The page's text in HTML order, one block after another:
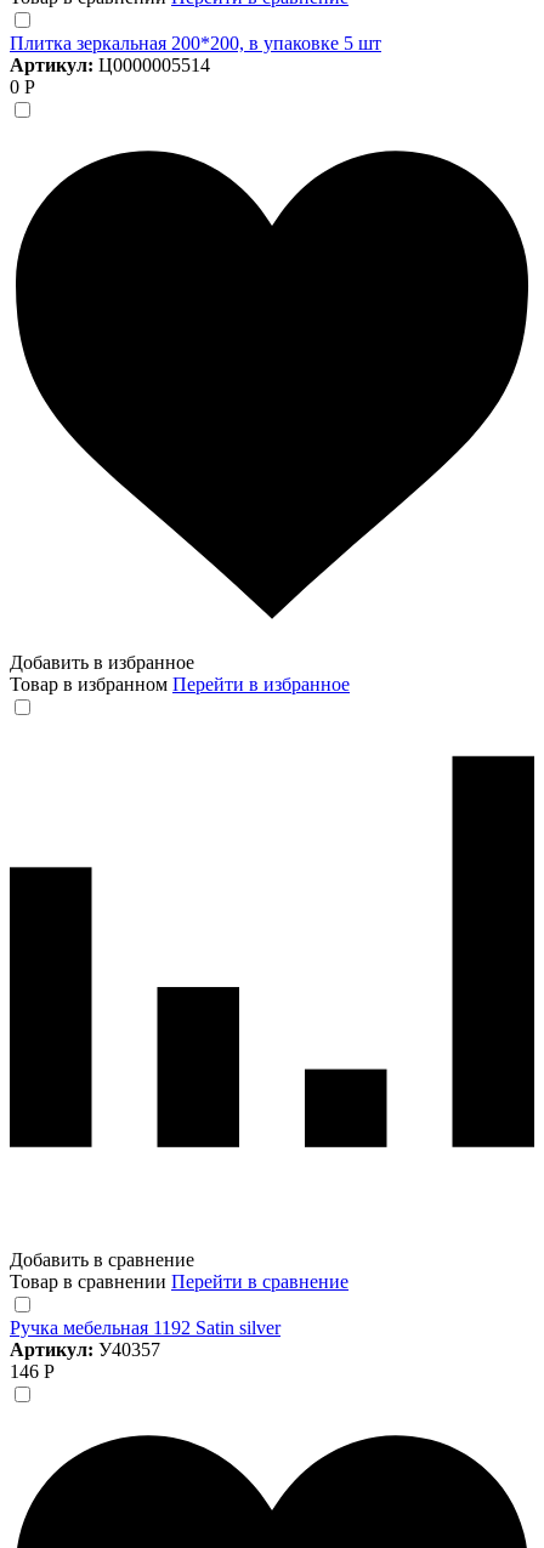
Плитка зеркальная 200*200, в упаковке 5 шт
Артикул: Ц0000005514
0 Р
Добавить в избранное
Товар в избранном Перейти в избранное
Добавить в сравнение
Товар в сравнении Перейти в сравнение
Ручка мебельная 1192 Satin silver
Артикул: У40357
146 Р